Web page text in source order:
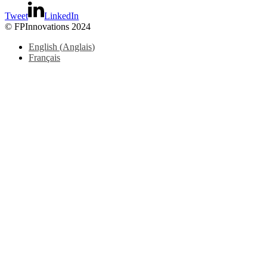
Tweet
LinkedIn
© FPInnovations 2024
English (Anglais)
Français